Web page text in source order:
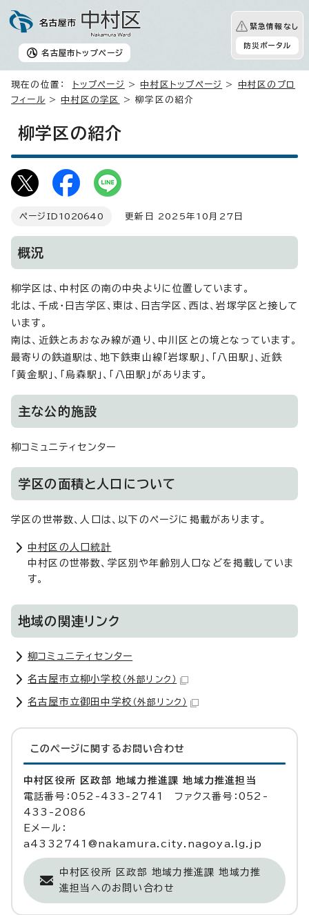
名古屋市 トップページ
緊急情報なし
防災ポータル
現在の位置： トップページ > 中村区トップページ > 中村区のプロ
フィール > 中村区の学区 > 柳学区の紹介
柳学区の紹介
ページID 1020640 更新日 2025年10月27日
概況
柳学区は、中村区の南の中央よりに位置しています。
北は、千成・日吉学区、東は、日吉学区、西は、岩塚学区と接して
います。
南は、近鉄とあおなみ線が通り、中川区との境となっています。
最寄りの鉄道駅は、地下鉄東山線「岩塚駅」、「八田駅」、近鉄
「黄金駅」、「烏森駅」、「八田駅」があります。
主な公的施設
柳コミュニティセンター
学区の面積と人口について
学区の世帯数、人口は、以下のページに掲載があります。
中村区の人口統計
中村区の世帯数、学区別や年齢別人口などを掲載していま
す。
地域の関連リンク
柳コミュニティセンター
名古屋市立柳小学校 （外部リンク）
名古屋市立御田中学校 （外部リンク）
このページに関する お問い合わせ
中村区役所 区政部 地域力推進課 地域力推進担当
電話番号：052-433-2741 ファクス番号：052-
433-2086
Eメール：
a4332741@nakamura.city.nagoya.lg.jp
中村区役所 区政部 地域力推進課 地域力推
進担当へのお問い合わせ